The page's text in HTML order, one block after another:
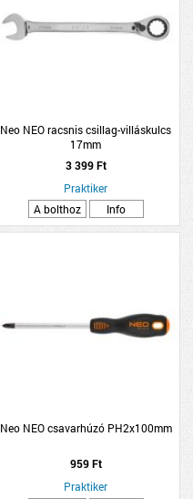
Neo NEO racsnis csillag-villáskulcs
17mm
3 399 Ft
Praktiker
A bolthoz
Info
Neo NEO csavarhúzó PH2x100mm
959 Ft
Praktiker